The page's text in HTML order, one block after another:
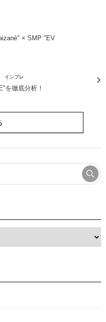
× SMP "EV
インプレ
を徹底分析！